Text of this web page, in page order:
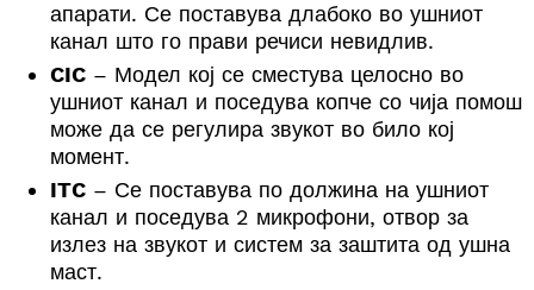
апарати. Се поставува длабоко во ушниот
канал што го прави речиси невидлив.
CIC – Модел кој се сместува целосно во
ушниот канал и поседува копче со чија помош
може да се регулира звукот во било кој
момент.
ITC – Се поставува по должина на ушниот
канал и поседува 2 микрофони, отвор за
излез на звукот и систем за заштита од ушна
маст.